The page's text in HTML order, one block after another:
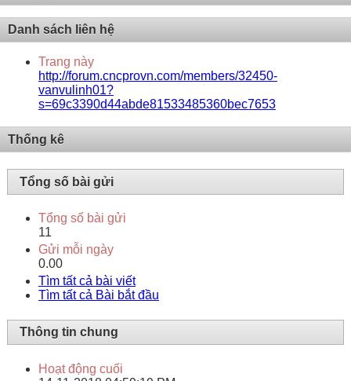
Danh sách liên hệ
Trang này
http://forum.cncprovn.com/members/32450-
vanvulinh01?
s=69c3390d44abde81533485360bec7653
Thống kê
Tổng số bài gửi
Tổng số bài gửi
11
Gửi mỗi ngày
0.00
Tìm tất cả bài viết
Tìm tất cả Bài bắt đầu
Thông tin chung
Hoạt động cuối